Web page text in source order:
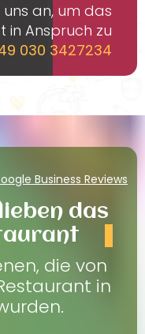
uns an, um das
in Anspruch zu
030 3427234
Business Reviews
das
die von
in